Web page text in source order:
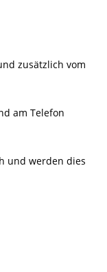
zusätzlich vom
am Telefon
und werden dies